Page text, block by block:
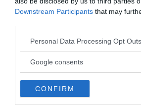
Downstream Participants that may
Please note that this website/app uses
not limited to your visit or usage
use your data for below specified
consent section.
Personal Data Processing Opt Outs
Google consents
CONFIRM
PUBLICERAD 15 AUGUSTI 2019 - AV
Rudy Giuliani: 50 höjdare ville se
VÄRLDENRudy Giuliani som var
York åren 1994–2001 och bla
klarspråk om det uppenbart